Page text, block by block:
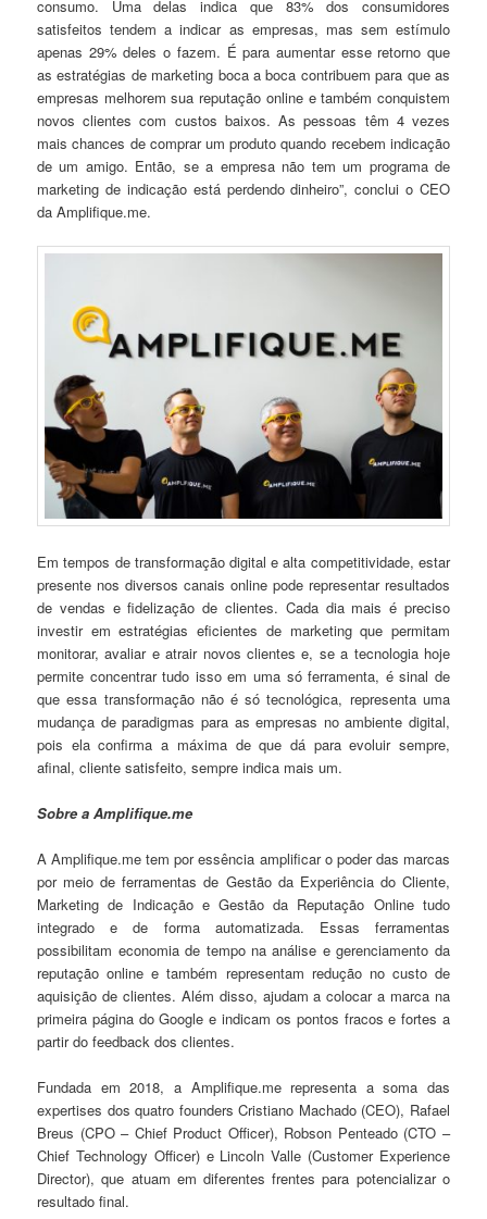
consumo. Uma delas indica que 83% dos consumidores
satisfeitos tendem a indicar as empresas, mas sem estímulo
apenas 29% deles o fazem. É para aumentar esse retorno que
as estratégias de marketing boca a boca contribuem para que as
empresas melhorem sua reputação online e também conquistem
novos clientes com custos baixos. As pessoas têm 4 vezes
mais chances de comprar um produto quando recebem indicação
de um amigo. Então, se a empresa não tem um programa de
marketing de indicação está perdendo dinheiro”, conclui o CEO
da Amplifique.me.
Em tempos de transformação digital e alta competitividade, estar
presente nos diversos canais online pode representar resultados
de vendas e fidelização de clientes. Cada dia mais é preciso
investir em estratégias eficientes de marketing que permitam
monitorar, avaliar e atrair novos clientes e, se a tecnologia hoje
permite concentrar tudo isso em uma só ferramenta, é sinal de
que essa transformação não é só tecnológica, representa uma
mudança de paradigmas para as empresas no ambiente digital,
pois ela confirma a máxima de que dá para evoluir sempre,
afinal, cliente satisfeito, sempre indica mais um.
Sobre a Amplifique.me
A Amplifique.me tem por essência amplificar o poder das marcas
por meio de ferramentas de Gestão da Experiência do Cliente,
Marketing de Indicação e Gestão da Reputação Online tudo
integrado e de forma automatizada. Essas ferramentas
possibilitam economia de tempo na análise e gerenciamento da
reputação online e também representam redução no custo de
aquisição de clientes. Além disso, ajudam a colocar a marca na
primeira página do Google e indicam os pontos fracos e fortes a
partir do feedback dos clientes.
Fundada em 2018, a Amplifique.me representa a soma das
expertises dos quatro founders Cristiano Machado (CEO), Rafael
Breus (CPO – Chief Product Officer), Robson Penteado (CTO –
Chief Technology Officer) e Lincoln Valle (Customer Experience
Director), que atuam em diferentes frentes para potencializar o
resultado final.